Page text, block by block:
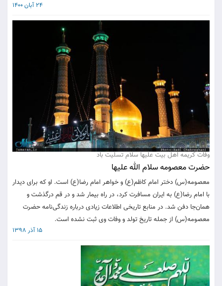
24 آبان 1400
وفات کریمه اهل بیت علیها سلام تسلیت باد
حضرت معصومه سلام الله علیها
معصومه(س) دختر امام کاظم(ع) و خواهر امام رضا(ع) است. او که برای دیدار
با امام رضا(ع) به ایران مسافرت کرد، در راه بیمار شد و در قم درگذشت و
همان‌جا دفن شد. در منابع تاریخی اطلاعات زیادی درباره زندگی‌نامه حضرت
معصومه(س) از جمله تاریخ تولد و وفات وی ثبت نشده است.
15 آذر 1398